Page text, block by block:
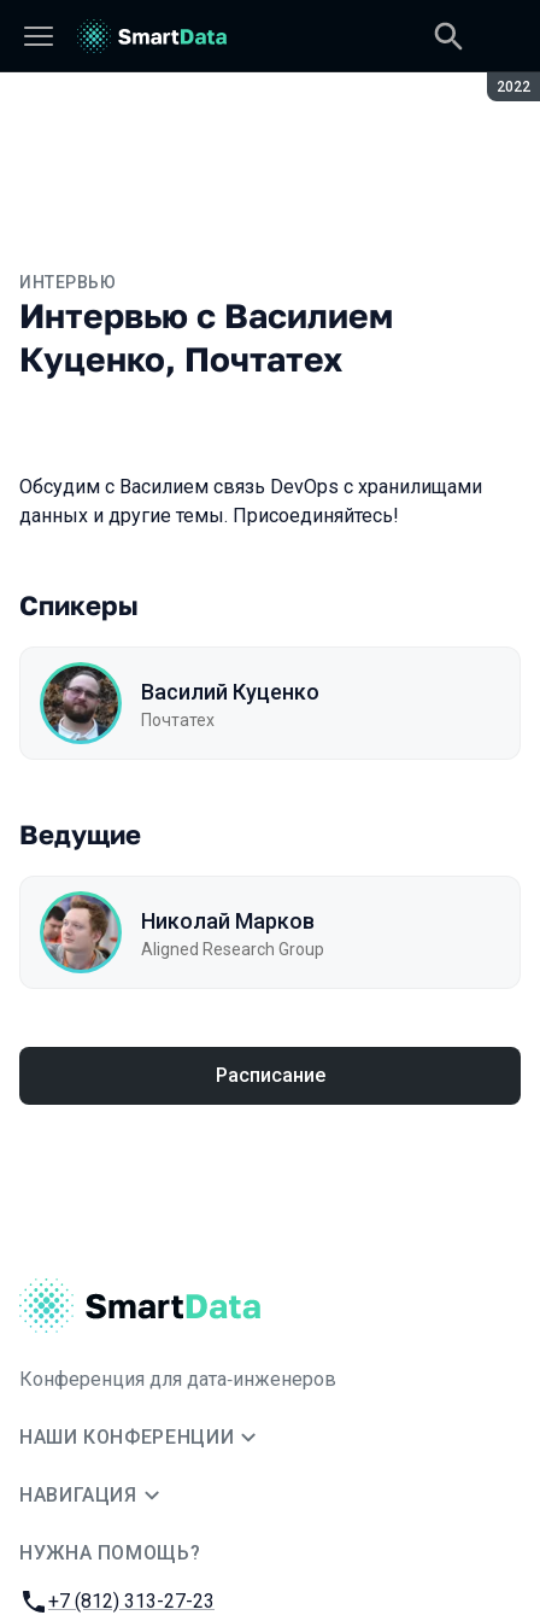
2022
ИНТЕРВЬЮ
Интервью с Василием
Куценко, Почтатех
Обсудим с Василием связь DevOps с хранилищами
данных и другие темы. Присоединяйтесь!
Спикеры
Василий Куценко
Почтатех
Ведущие
Николай Марков
Aligned Research Group
Расписание
Конференция для дата‑инженеров
НАШИ КОНФЕРЕНЦИИ
НАВИГАЦИЯ
НУЖНА ПОМОЩЬ?
Телефон:
+7 (812) 313-27-23